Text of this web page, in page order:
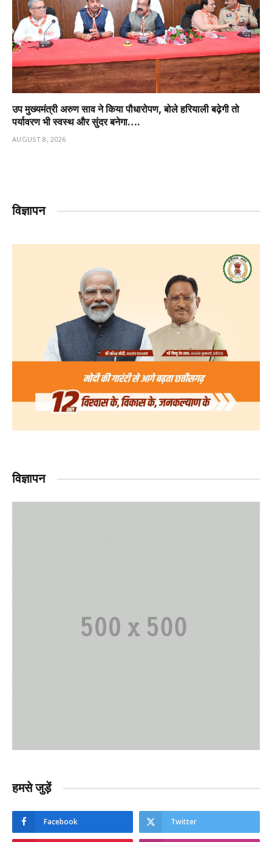
उप मुख्यमंत्री अरुण साव ने किया पौधारोपण, बोले हरियाली बढ़ेगी तो
पर्यावरण भी स्वस्थ और सुंदर बनेगा….
AUGUST 8, 2026
विज्ञापन
विज्ञापन
हमसे जुड़ें
Facebook Twitter